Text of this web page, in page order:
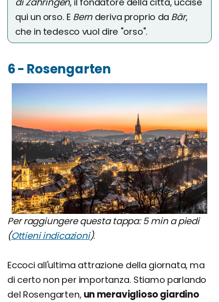
qui un orso. E Bernderiva proprio da Bär,
che in tedesco vuol dire "orso".
6 - Rosengarten
Per raggiungere questa tappa: 5 min a piedi
(Ottieni indicazioni).
Eccoci all'ultima attrazione della giornata, ma
di certo non per importanza. Stiamo parlando
del Rosengarten, un meraviglioso giardino